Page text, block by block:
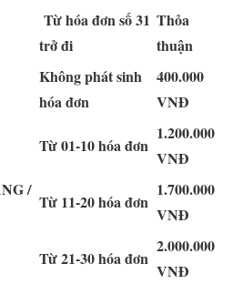
Từ hóa đơn số 31
trở đi
Thỏa
thuận
/
Không phát sinh
hóa đơn
400.000
VNĐ
Từ 01-10 hóa đơn
1.200.000
VNĐ
Từ 11-20 hóa đơn
1.700.000
VNĐ
Từ 21-30 hóa đơn
2.000.000
VNĐ